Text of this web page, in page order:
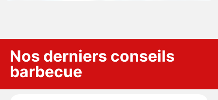
Nos derniers conseils
barbecue